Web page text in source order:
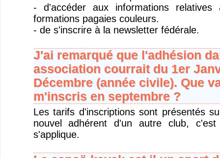
- d'accéder aux informations
formations pagaies couleurs.
- de s'inscrire à la newsletter fédérale.
J'ai remarqué que l'adhésion
association courrait du 1er
Décembre (année civile). Que
m'inscris en septembre ?
Les tarifs d'inscriptions sont présentés
nouvel adhérent d'un autre club,
s'applique.